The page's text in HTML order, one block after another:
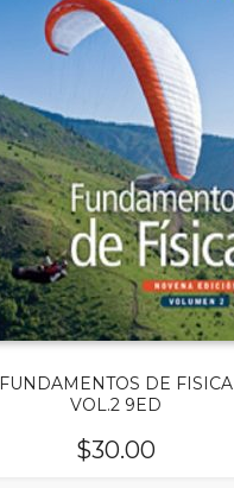
FUNDAMENTOS DE FISICA
VOL.2 9ED
$30.00